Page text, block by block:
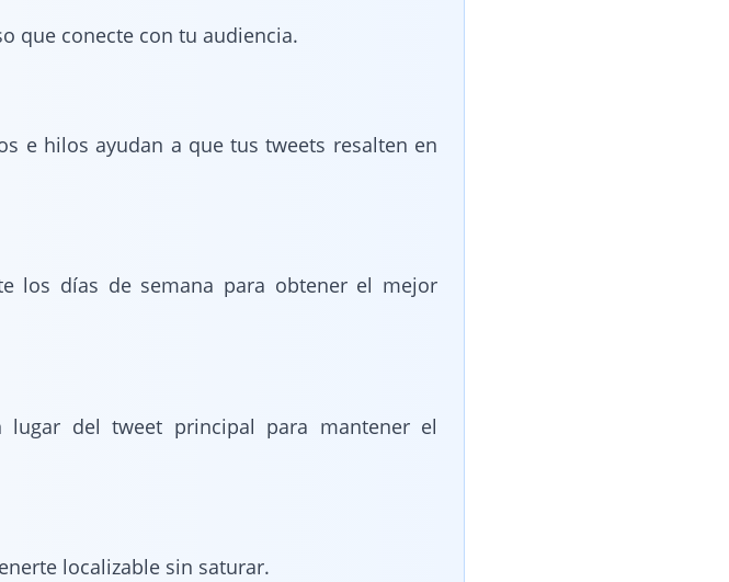
que conecte con tu audiencia.
e hilos ayudan a que tus tweets resalten en
los días de semana para obtener el mejor
lugar del tweet principal para mantener el
localizable sin saturar.